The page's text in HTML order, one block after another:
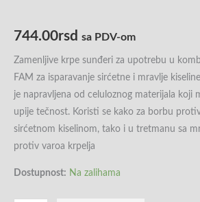
744.00rsd sa PDV-om
Zamenljive krpe sunđeri za upotrebu u
FAM za isparavanje sirćetne i mravlje
je napravljena od celuloznog materijala koji
upije tečnost. Koristi se kako za borbu
sirćetnom kiselinom, tako i u tretmanu sa
protiv varoa krpelja
Dostupnost: Na zalihama